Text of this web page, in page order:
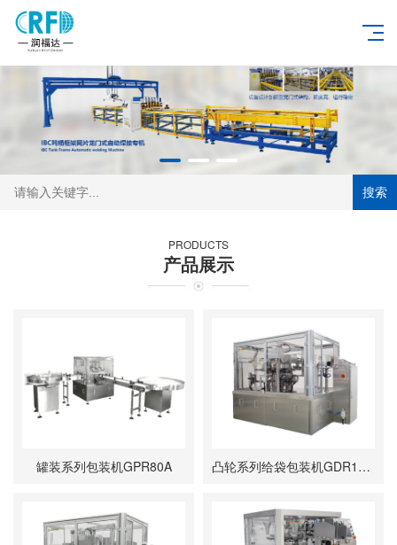
搜索
PRODUCTS
产品展示
罐装系列包装机GPR80A 凸轮系列给袋包装机GDR100E/100F/100K